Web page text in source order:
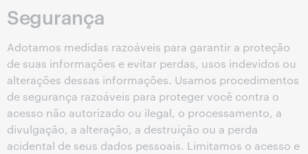
Segurança
Adotamos medidas razoáveis para garantir a proteção
de suas informações e evitar perdas, usos indevidos ou
alterações dessas informações. Usamos procedimentos
de segurança razoáveis para proteger você contra o
acesso não autorizado ou ilegal, o processamento, a
divulgação, a alteração, a destruição ou a perda
acidental de seus dados pessoais. Limitamos o acesso e